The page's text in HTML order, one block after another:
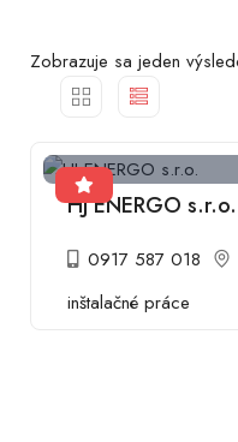
Zobrazuje sa jeden
HJ ENERGO s.r.o.
0917 587 018
inštalačné práce